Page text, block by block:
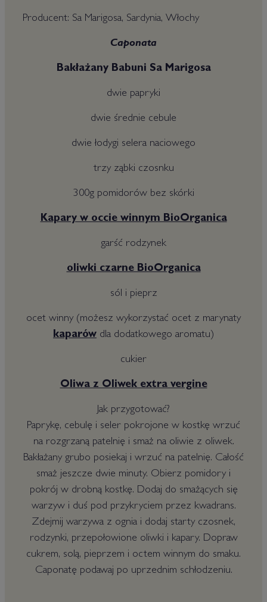
Producent: Sa Marigosa, Sardynia, Włochy
Caponata
Bakłażany Babuni Sa Marigosa
dwie papryki
dwie średnie cebule
dwie łodygi selera naciowego
trzy ząbki czosnku
300g pomidorów bez skórki
Kapary w occie winnym BioOrganica
garść rodzynek
oliwki czarne BioOrganica
sól i pieprz
ocet winny (możesz wykorzystać ocet z marynaty
kaparów dla dodatkowego aromatu)
cukier
Oliwa z Oliwek extra vergine
Jak przygotować?
Paprykę, cebulę i seler pokrojone w kostkę wrzuć
na rozgrzaną patelnię i smaż na oliwie z oliwek.
Bakłażany grubo posiekaj i wrzuć na patelnię. Całość
smaż jeszcze dwie minuty. Obierz pomidory i
pokrój w drobną kostkę. Dodaj do smażących się
warzyw i duś pod przykryciem przez kwadrans.
Zdejmij warzywa z ognia i dodaj starty czosnek,
rodzynki, przepołowione oliwki i kapary. Dopraw
cukrem, solą, pieprzem i octem winnym do smaku.
Caponatę podawaj po uprzednim schłodzeniu.